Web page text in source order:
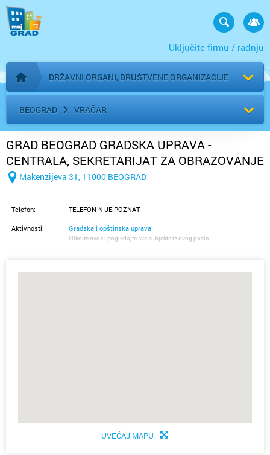
Uključite firmu / radnju
Početna stranica
DRŽAVNI ORGANI, DRUŠTVENE ORGANIZACIJE
BEOGRAD VRAČAR
GRAD BEOGRAD GRADSKA UPRAVA -
CENTRALA, SEKRETARIJAT ZA OBRAZOVANJE
Makenzijeva 31, 11000 BEOGRAD
Telefon: TELEFON NIJE POZNAT
Aktivnosti: Gradska i opštinska uprava
kliknite ovde i pogledajte sve subjekte iz ovog posla
UVEĆAJ MAPU